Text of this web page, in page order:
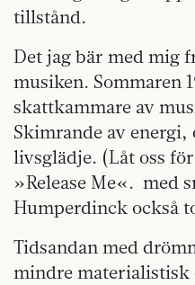
tillstånd.
Det jag bär med mig
musiken. Sommaren
skattkammare av
Skimrande av
livsglädje. (Låt oss
»Release Me«. med
Humperdinck också
Tidsandan med
mindre materialistisk